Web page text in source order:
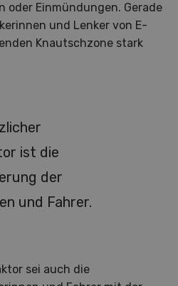
oder Einmündungen. Gerade
und Lenker von E-
Knautschzone stark
ist die
der
und Fahrer.
sei auch die